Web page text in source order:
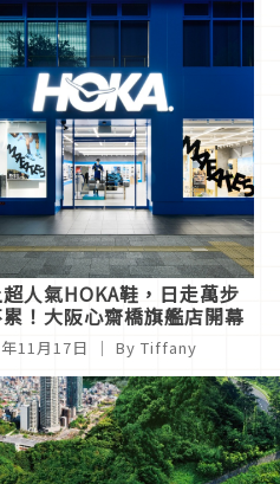
人氣HOKA鞋，日走萬步
！大阪心齋橋旗艦店開幕
11月17日 ｜ By Tiffany